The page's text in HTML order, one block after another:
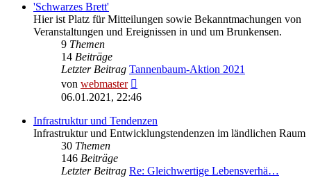
'Schwarzes Brett'
Hier ist Platz für Mitteilungen sowie Bekanntmachungen von
Veranstaltungen und Ereignissen in und um Brunkensen.
9 Themen
14 Beiträge
Letzter Beitrag Tannenbaum-Aktion 2021
von webmaster
Beitrag
06.01.2021, 22:46
Infrastruktur und Tendenzen
Infrastruktur und Entwicklungstendenzen im ländlichen Raum
30 Themen
146 Beiträge
Letzter Beitrag Re: Gleichwertige Lebensverhä…